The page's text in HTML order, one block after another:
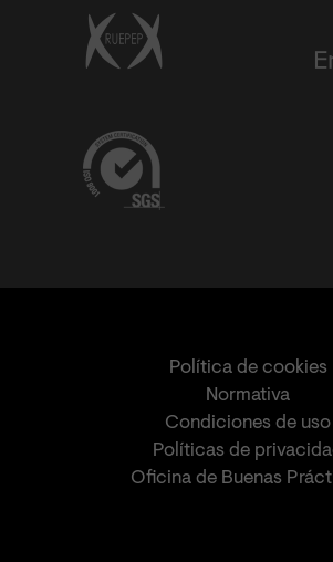
Política de cookies
Normativa
Condiciones de uso
Políticas de
Oficina de Buenas